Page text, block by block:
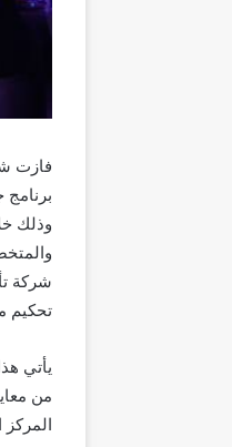
وذلك
تحكيم
يأتي
من
المركز